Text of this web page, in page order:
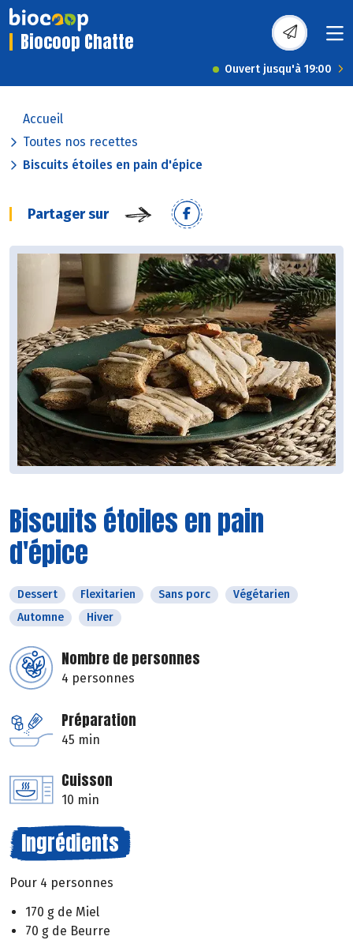
Biocoop Chatte
Ouvert jusqu'à 19:00
Accueil
Toutes nos recettes
Biscuits étoiles en pain d'épice
Partager sur
Biscuits étoiles en pain
d'épice
Dessert Flexitarien Sans porc
Végétarien
Automne
Hiver
Nombre de personnes
4 personnes
Préparation
45 min
Cuisson
10 min
Ingrédients
Pour 4 personnes
170 g de Miel
70 g de Beurre